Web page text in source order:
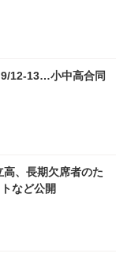
12-13…小中高合同
高、長期欠席者のた
など公開